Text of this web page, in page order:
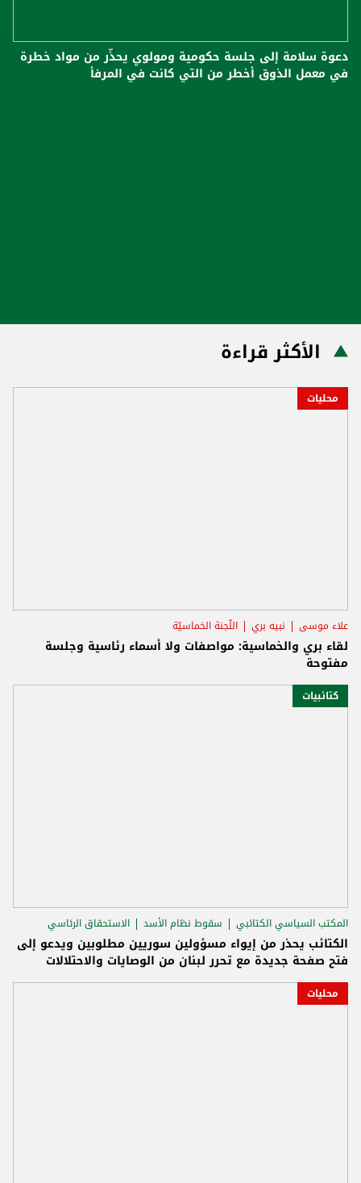
دعوة سلامة إلى جلسة حكومية ومولوي يحذّر من مواد خطرة
في معمل الذوق أخطر من التي كانت في المرفأ
الأكثر قراءة
محليات
علاء موسى نبيه بري اللّجنة الخماسيّة
لقاء بري والخماسية: مواصفات ولا أسماء رئاسية وجلسة
مفتوحة
كتائبيات
المكتب السياسي الكتائبي سقوط نظام الأسد الاستحقاق الرئاسي
الكتائب يحذر من إيواء مسؤولين سوريين مطلوبين ويدعو إلى
فتح صفحة جديدة مع تحرر لبنان من الوصايات والاحتلالات
محليات